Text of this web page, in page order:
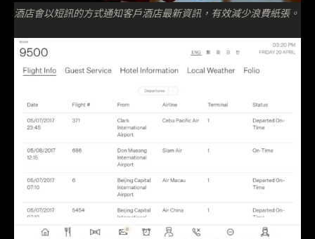
酒店會以短訊的方式通知客戶酒店最新資訊，有效減少浪費紙張。